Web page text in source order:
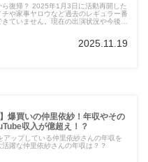
ら復帰？ 2025年1月3日に活動再開した
チや家事ヤロウなど過去のレギュラー番
ていません。現在の出演状況や今後の
2025.11.19
爆買いの仲里依紗！年収やその
収入が億超え！？
アップしている仲里依紗さんの年収を
躍な仲里依紗さんの年収は？？